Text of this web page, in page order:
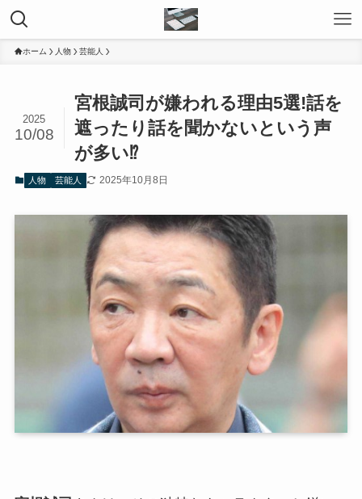
ホーム 人物 芸能人
宮根誠司が嫌われる理由5選!話を
遮ったり話を聞かないという声
が多い⁉
2025
10/08
人物 芸能人 2025年10月8日